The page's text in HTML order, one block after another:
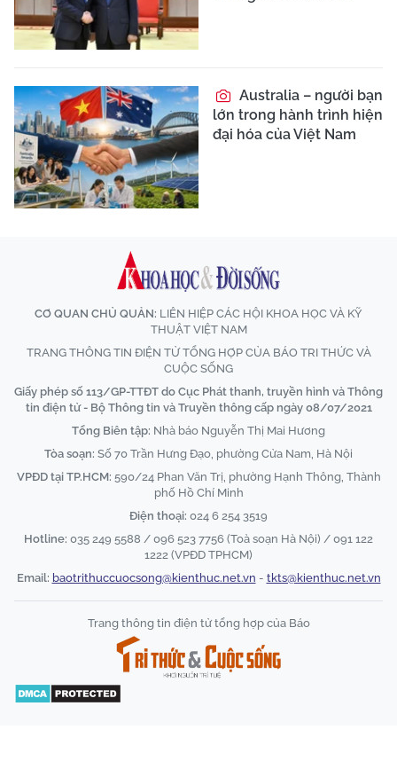
Australia – người bạn
lớn trong hành trình hiện
đại hóa của Việt Nam
CƠ QUAN CHỦ QUẢN: LIÊN HIỆP CÁC HỘI KHOA HỌC VÀ KỸ
THUẬT VIỆT NAM
TRANG THÔNG TIN ĐIỆN TỬ TỔNG HỢP CỦA BÁO TRI THỨC VÀ
CUỘC SỐNG
Giấy phép số 113/GP-TTĐT do Cục Phát thanh, truyền hình và Thông
tin điện tử - Bộ Thông tin và Truyền thông cấp ngày 08/07/2021
Tổng Biên tập: Nhà báo Nguyễn Thị Mai Hương
Tòa soạn: Số 70 Trần Hưng Đạo, phường Cửa Nam, Hà Nội
VPĐD tại TP.HCM: 590/24 Phan Văn Trị, phường Hạnh Thông, Thành
phố Hồ Chí Minh
Điện thoại: 024 6 254 3519
Hotline: 035 249 5588 / 096 523 7756 (Toà soạn Hà Nội) / 091 122
1222 (VPĐD TPHCM)
Email: baotrithuccuocsong@kienthuc.net.vn - tkts@kienthuc.net.vn
Trang thông tin điện tử tổng hợp của Báo